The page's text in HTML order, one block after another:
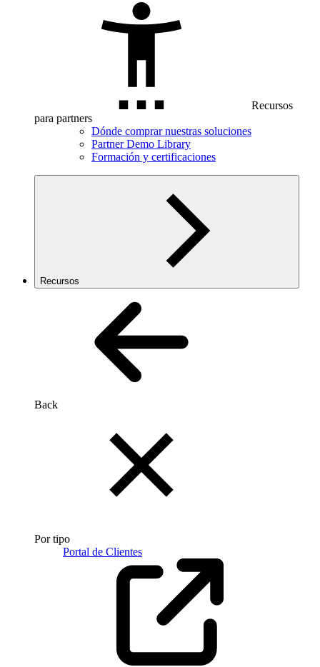
Recursos
para partners
Dónde comprar nuestras soluciones
Partner Demo Library
Formación y certificaciones
Recursos
Back
Por tipo
Portal de Clientes